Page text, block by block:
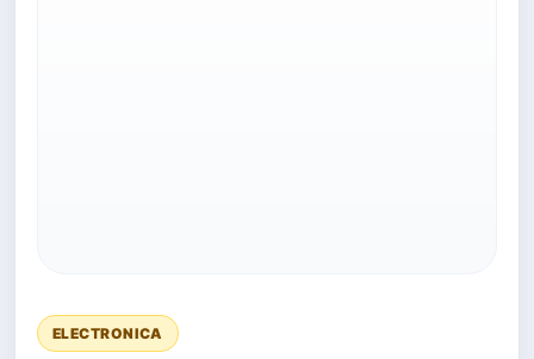
ELECTRONICA